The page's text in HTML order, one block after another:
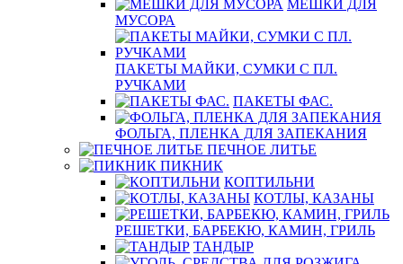
МЕШКИ ДЛЯ
МУСОРА
ПАКЕТЫ МАЙКИ, СУМКИ С ПЛ.
РУЧКАМИ
ПАКЕТЫ ФАС.
ФОЛЬГА, ПЛЕНКА ДЛЯ ЗАПЕКАНИЯ
ПЕЧНОЕ ЛИТЬЕ
ПИКНИК
КОПТИЛЬНИ
КОТЛЫ, КАЗАНЫ
РЕШЕТКИ, БАРБЕКЮ, КАМИН, ГРИЛЬ
ТАНДЫР